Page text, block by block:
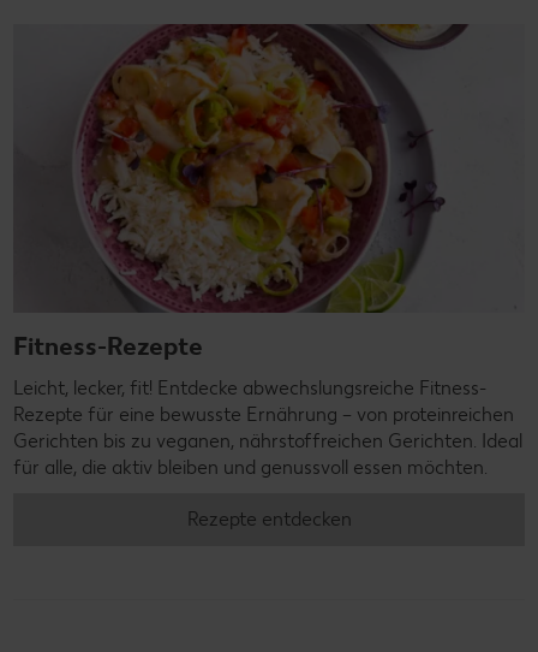
Fitness-Rezepte
Leicht, lecker, fit! Entdecke abwechslungsreiche Fitness-
Rezepte für eine bewusste Ernährung – von proteinreichen
Gerichten bis zu veganen, nährstoffreichen Gerichten. Ideal
für alle, die aktiv bleiben und genussvoll essen möchten.
Rezepte entdecken